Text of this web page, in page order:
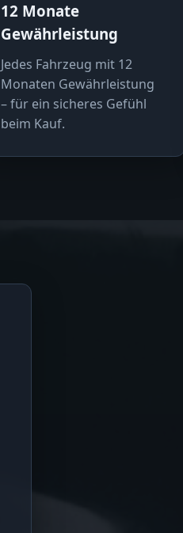
12 Monate
Gewährleistung
Jedes Fahrzeug mit 12
Monaten Gewährleistung
– für ein sicheres Gefühl
beim Kauf.